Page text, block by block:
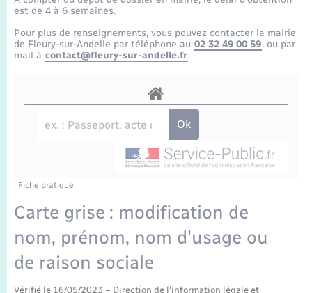
Etat-civil - Papiers - Citoyenneté
Mariage – PACS
Recensement
Loisirs
Organisation d’événement
Transports scolaires
Travaux - Autorisation d’occupation de l’espace
public
Compétences
Présentation de la commune
La Communauté de communes
est de 4 à 6 semaines.
Pour plus de renseignements, vous pouvez contacter la mairie
de Fleury-sur-Andelle par téléphone au 02 32 49 00 59, ou par
mail à contact@fleury-sur-andelle.fr.
Fiche pratique
Carte grise : modification de
nom, prénom, nom d'usage ou
de raison sociale
Vérifié le 16/05/2023 – Direction de l'information légale et